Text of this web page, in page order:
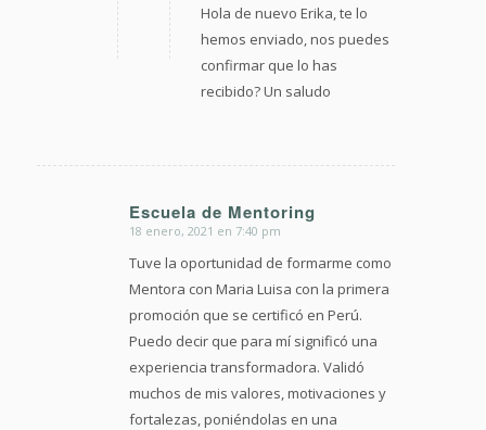
Hola de nuevo Erika, te lo
hemos enviado, nos puedes
confirmar que lo has
recibido? Un saludo
Escuela de Mentoring
Dice:
18 enero, 2021 en 7:40 pm
Tuve la oportunidad de formarme como
Mentora con Maria Luisa con la primera
promoción que se certificó en Perú.
Puedo decir que para mí significó una
experiencia transformadora. Validó
muchos de mis valores, motivaciones y
fortalezas, poniéndolas en una